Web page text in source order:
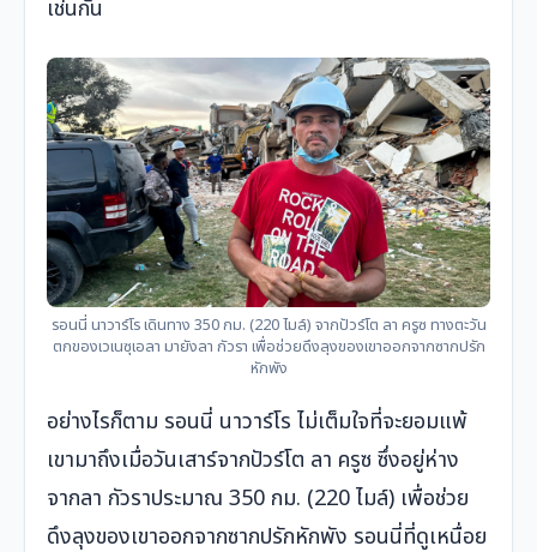
เช่นกัน
รอนนี่ นาวาร์โร เดินทาง 350 กม. (220 ไมล์) จากปัวร์โต ลา ครูซ ทางตะวัน
ตกของเวเนซุเอลา มายังลา กัวรา เพื่อช่วยดึงลุงของเขาออกจากซากปรัก
หักพัง
อย่างไรก็ตาม รอนนี่ นาวาร์โร ไม่เต็มใจที่จะยอมแพ้
เขามาถึงเมื่อวันเสาร์จากปัวร์โต ลา ครูซ ซึ่งอยู่ห่าง
จากลา กัวราประมาณ 350 กม. (220 ไมล์) เพื่อช่วย
ดึงลุงของเขาออกจากซากปรักหักพัง รอนนี่ที่ดูเหนื่อย